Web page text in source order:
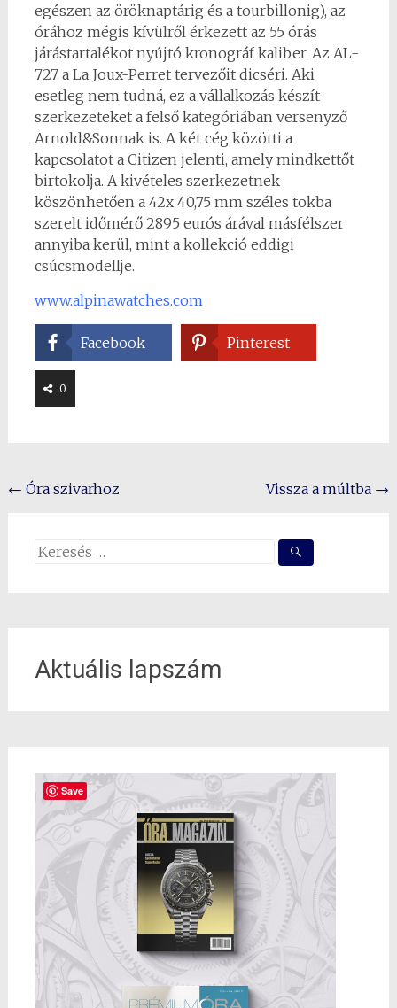
egészen az öröknaptárig és a tourbillonig), az
órához mégis kívülről érkezett az 55 órás
járástartalékot nyújtó kronográf kaliber. Az AL-
727 a La Joux-Perret tervezőit dicséri. Aki
esetleg nem tudná, ez a vállalkozás készít
szerkezeteket a felső kategóriában versenyző
Arnold&Sonnak is. A két cég közötti a
kapcsolatot a Citizen jelenti, amely mindkettőt
birtokolja. A kivételes szerkezetnek
köszönhetően a 42x 40,75 mm széles tokba
szerelt időmérő 2895 eurós árával másfélszer
annyiba kerül, mint a kollekció eddigi
csúcsmodellje.
www.alpinawatches.com
Facebook Pinterest
0
Post
← Óra szivarhoz Vissza a múltba →
Search
Aktuális lapszám
Save